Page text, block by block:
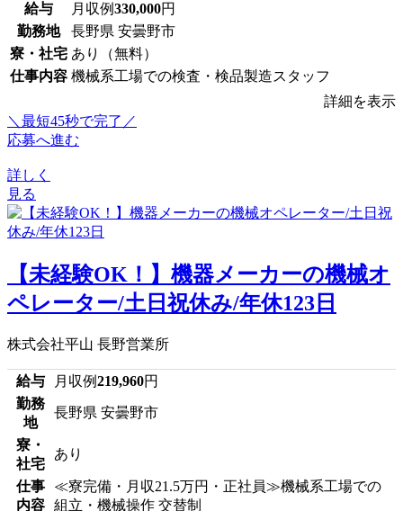
給与 月収例330,000円
勤務地
長野県 安曇野市
寮・社宅 あり（無料）
仕事内容 機械系工場での検査・検品製造スタッフ
詳細を表示
＼最短45秒で完了／
応募へ進む
詳しく
見る
【未経験OK！】機器メーカーの機械オ
ペレーター/土日祝休み/年休123日
株式会社平山 長野営業所
給与 月収例219,960円
勤務
地
長野県 安曇野市
寮・
社宅
あり
仕事
内容
≪寮完備・月収21.5万円・正社員≫機械系工場での
組立・機械操作 交替制